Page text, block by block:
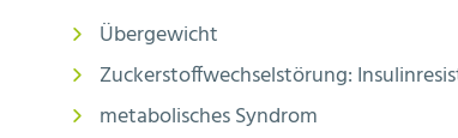
Übergewicht
Zuckerstoffwechselstörung:
metabolisches Syndrom